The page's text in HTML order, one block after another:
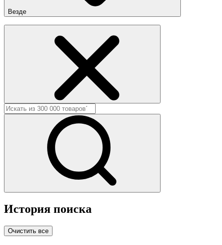
Везде
История поиска
Очистить все